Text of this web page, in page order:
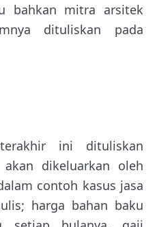
bahkan mitra arsitek
dituliskan pada
ini dituliskan
dikeluarkan oleh
contoh kasus jasa
harga bahan baku